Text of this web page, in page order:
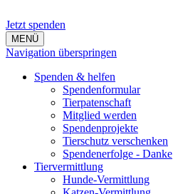
Jetzt spenden
MENÜ
Navigation überspringen
Spenden & helfen
Spendenformular
Tierpatenschaft
Mitglied werden
Spendenprojekte
Tierschutz verschenken
Spendenerfolge - Danke
Tiervermittlung
Hunde-Vermittlung